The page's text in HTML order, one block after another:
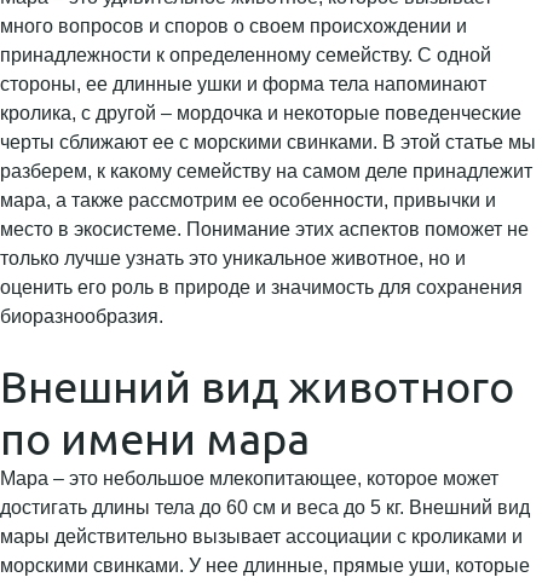
много вопросов и споров о своем происхождении и
принадлежности к определенному семейству. С одной
стороны, ее длинные ушки и форма тела напоминают
кролика, с другой – мордочка и некоторые поведенческие
черты сближают ее с морскими свинками. В этой статье мы
разберем, к какому семейству на самом деле принадлежит
мара, а также рассмотрим ее особенности, привычки и
место в экосистеме. Понимание этих аспектов поможет не
только лучше узнать это уникальное животное, но и
оценить его роль в природе и значимость для сохранения
биоразнообразия.
Внешний вид животного
по имени мара
Мара – это небольшое млекопитающее, которое может
достигать длины тела до 60 см и веса до 5 кг. Внешний вид
мары действительно вызывает ассоциации с кроликами и
морскими свинками. У нее длинные, прямые уши, которые